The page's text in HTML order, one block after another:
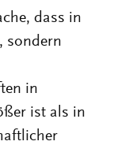
dass in
sondern
in
ist als in